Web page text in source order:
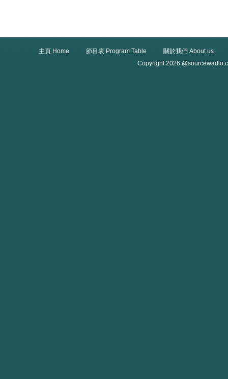
主頁 Home 節目表 Program Table
關於我們 About us
Copyright 2026